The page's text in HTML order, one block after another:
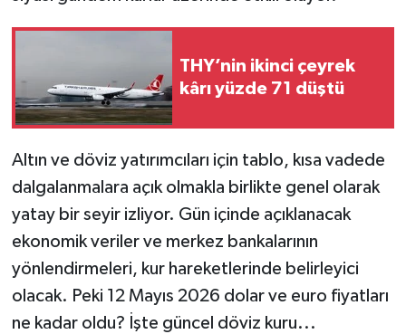
THY’nin ikinci çeyrek
kârı yüzde 71 düştü
Altın ve döviz yatırımcıları için tablo, kısa vadede
dalgalanmalara açık olmakla birlikte genel olarak
yatay bir seyir izliyor. Gün içinde açıklanacak
ekonomik veriler ve merkez bankalarının
yönlendirmeleri, kur hareketlerinde belirleyici
olacak. Peki 12 Mayıs 2026 dolar ve euro fiyatları
ne kadar oldu? İşte güncel döviz kuru...